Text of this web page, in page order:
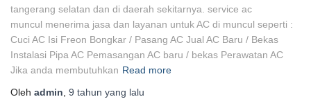
tangerang selatan dan di daerah sekitarnya. service ac
muncul menerima jasa dan layanan untuk AC di muncul seperti :
Cuci AC Isi Freon Bongkar / Pasang AC Jual AC Baru / Bekas
Instalasi Pipa AC Pemasangan AC baru / bekas Perawatan AC
Jika anda membutuhkan Read more
Oleh admin 9 tahun yang lalu